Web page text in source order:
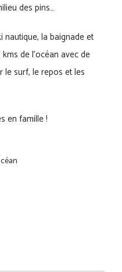
des pins…
nautique, la baignade et
de l’océan avec de
le surf, le repos et les
en famille !